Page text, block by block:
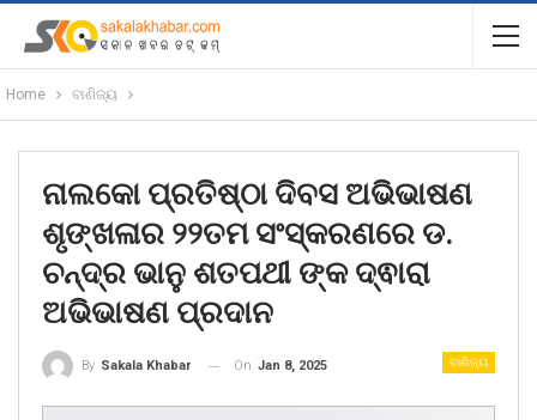
Home ବାଣିଜ୍ୟ
ନାଲକୋ ପ୍ରତିଷ୍ଠା ଦିବସ ଅଭିଭାଷଣ
ଶୃଙ୍ଖଳାର ୨୨ତମ ସଂସ୍କରଣରେ ଡ.
ଚନ୍ଦ୍ର ଭାନୁ ଶତପଥୀ ଙ୍କ ଦ୍ଵାରା
ଅଭିଭାଷଣ ପ୍ରଦାନ
ବାଣିଜ୍ୟ
By Sakala Khabar On Jan 8, 2025